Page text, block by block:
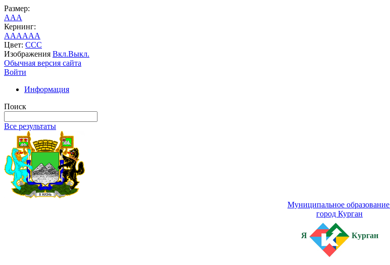
Размер:
AAA
Кернинг:
AAAAAA
Цвет: CCC
Изображения Вкл.Выкл.
Обычная версия сайта
Войти
Информация
Поиск
Все результаты
Муниципальное образование
город Курган
Я Курган